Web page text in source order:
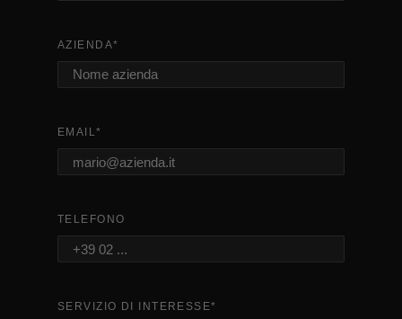
AZIENDA*
EMAIL*
TELEFONO
SERVIZIO DI INTERESSE*